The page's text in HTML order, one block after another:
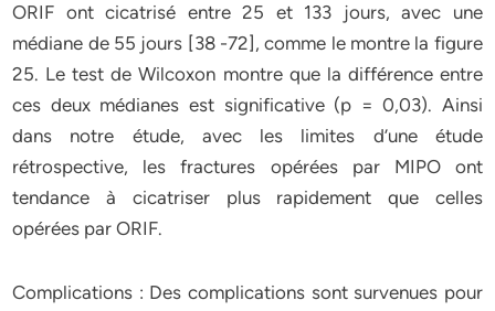
ORIF ont cicatrisé entre 25 et 133 jours, avec une
médiane de 55 jours [38 -72], comme le montre la figure
25. Le test de Wilcoxon montre que la différence entre
ces deux médianes est significative (p = 0,03). Ainsi
dans notre étude, avec les limites d’une étude
rétrospective, les fractures opérées par MIPO ont
tendance à cicatriser plus rapidement que celles
opérées par ORIF.
Complications : Des complications sont survenues pour